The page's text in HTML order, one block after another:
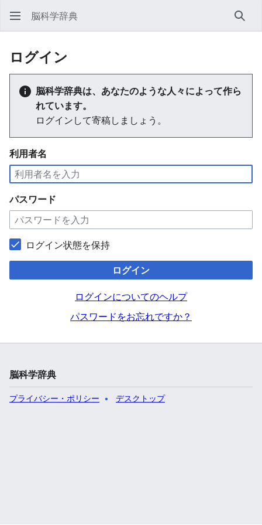
脳科学辞典 検索
ログイン
脳科学辞典は、あなたのような人々によって作ら
れています。
ログインして寄稿しましょう。
利用者名
パスワード
ログイン状態を保持
ログイン
ログインについてのヘルプ
パスワードをお忘れですか？
脳科学辞典
プライバシー・ポリシー デスクトップ